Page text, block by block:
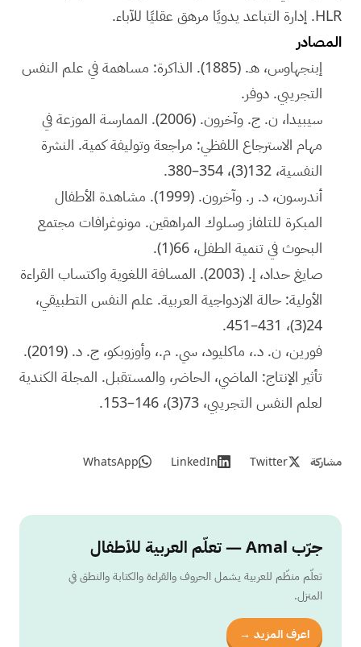
HLR. إدارة التباعد يدويًا مرهق عقليًا للآباء.
المصادر
إبنجهاوس، هـ. (1885). الذاكرة: مساهمة في علم النفس
التجريبي. دوفر.
سيبيدا، ن. ج. وآخرون. (2006). الممارسة الموزعة في
مهام الاسترجاع اللفظي: مراجعة وتوليفة كمية. النشرة
النفسية، 132(3)، 354–380.
أندرسون، د. ر. وآخرون. (1999). مشاهدة الأطفال
المبكرة للتلفاز وسلوك المراهقين. مونوغرافات مجتمع
البحوث في تنمية الطفل، 66(1).
صايغ حداد، إ. (2003). المسافة اللغوية واكتساب القراءة
الأولية: حالة الازدواجية العربية. علم النفس التطبيقي،
24(3)، 431–451.
فورين، ن. د.، ماكليود، سي. م.، وأوزوبكو، ج. د. (2019).
تأثير الإنتاج: الماضي، الحاضر، والمستقبل. المجلة الكندية
لعلم النفس التجريبي، 73(3)، 146–153.
مشاركة Twitter
LinkedIn
WhatsApp
جرّب Amal — تعلّم العربية للأطفال
تعلّم منظّم للعربية يشمل الحروف والقراءة والكتابة والنطق في
المنزل.
اعرف المزيد →